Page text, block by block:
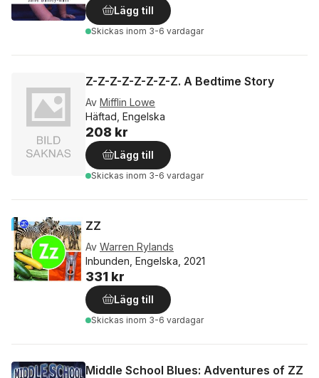
Lägg till
Skickas inom 3-6 vardagar
Z-Z-Z-Z-Z-Z-Z-Z. A Bedtime Story
Av Mifflin Lowe
Häftad, Engelska
208 kr
Lägg till
Skickas inom 3-6 vardagar
ZZ
Av Warren Rylands
Inbunden, Engelska, 2021
331 kr
Lägg till
Skickas inom 3-6 vardagar
Middle School Blues: Adventures of ZZ